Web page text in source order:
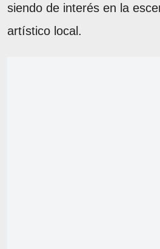
siendo de interés en la
artístico local.